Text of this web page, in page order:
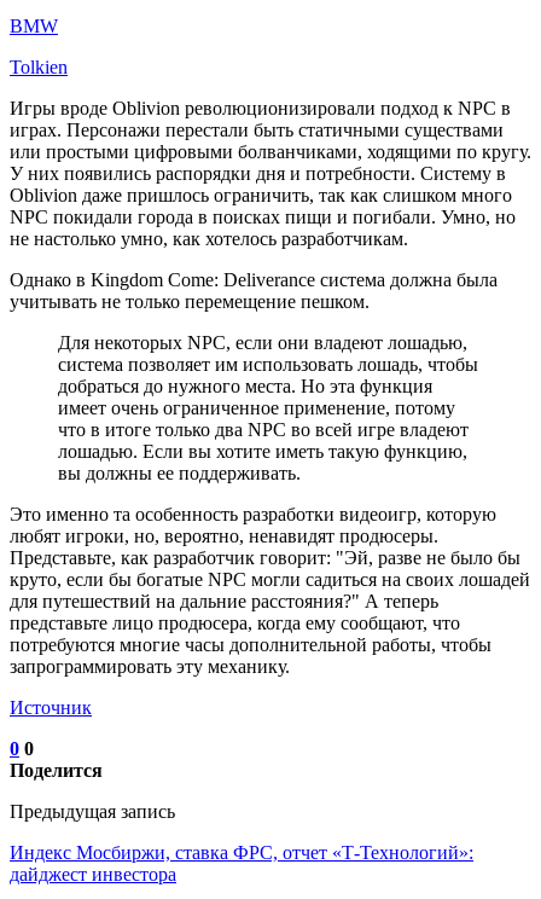
BMW
Tolkien
Игры вроде Oblivion революционизировали подход к NPC в
играх. Персонажи перестали быть статичными существами
или простыми цифровыми болванчиками, ходящими по кругу.
У них появились распорядки дня и потребности. Систему в
Oblivion даже пришлось ограничить, так как слишком много
NPC покидали города в поисках пищи и погибали. Умно, но
не настолько умно, как хотелось разработчикам.
Однако в Kingdom Come: Deliverance система должна была
учитывать не только перемещение пешком.
Для некоторых NPC, если они владеют лошадью,
система позволяет им использовать лошадь, чтобы
добраться до нужного места. Но эта функция
имеет очень ограниченное применение, потому
что в итоге только два NPC во всей игре владеют
лошадью. Если вы хотите иметь такую функцию,
вы должны ее поддерживать.
Это именно та особенность разработки видеоигр, которую
любят игроки, но, вероятно, ненавидят продюсеры.
Представьте, как разработчик говорит: "Эй, разве не было бы
круто, если бы богатые NPC могли садиться на своих лошадей
для путешествий на дальние расстояния?" А теперь
представьте лицо продюсера, когда ему сообщают, что
потребуются многие часы дополнительной работы, чтобы
запрограммировать эту механику.
Источник
0 0
Поделится
Предыдущая запись
Индекс Мосбиржи, ставка ФРС, отчет «Т-Технологий»:
дайджест инвестора